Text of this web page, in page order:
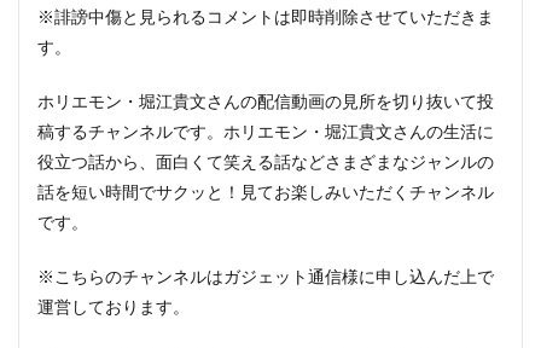
※誹謗中傷と見られるコメントは即時削除させていただきま
す。
ホリエモン・堀江貴文さんの配信動画の見所を切り抜いて投
稿するチャンネルです。ホリエモン・堀江貴文さんの生活に
役立つ話から、面白くて笑える話などさまざまなジャンルの
話を短い時間でサクッと！見てお楽しみいただくチャンネル
です。
※こちらのチャンネルはガジェット通信様に申し込んだ上で
運営しております。